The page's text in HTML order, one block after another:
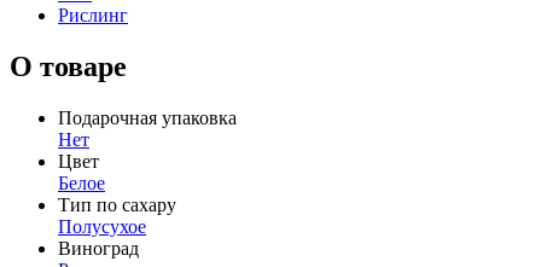
Рислинг
О товаре
Подарочная упаковка
Нет
Цвет
Белое
Тип по сахару
Полусухое
Виноград